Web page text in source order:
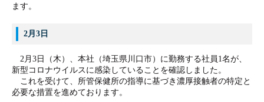
ます。
2月3日
2月3日（木）、本社（埼玉県川口市）に勤務する社員1名が、
新型コロナウイルスに感染していることを確認しました。
これを受けて、所管保健所の指導に基づき濃厚接触者の特定と
必要な措置を進めております。